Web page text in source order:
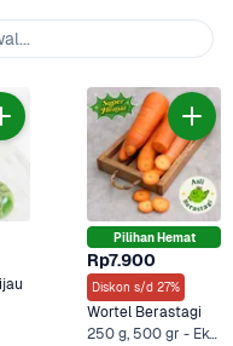
Pilihan Hemat
Rp7.900
Diskon s/d 27%
Wortel Berastagi
250 g, 500 gr - Ekonomis +2 Lainnya